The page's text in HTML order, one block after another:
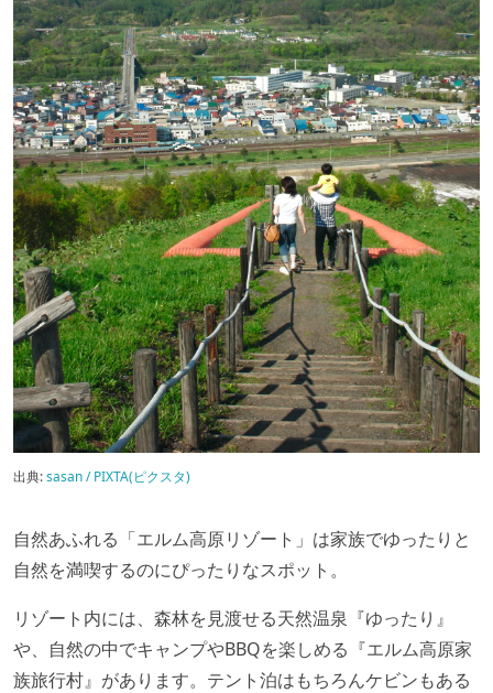
出典:sasan / PIXTA(ピクスタ)
自然あふれる「エルム高原リゾート」は家族でゆったりと
自然を満喫するのにぴったりなスポット。
リゾート内には、森林を見渡せる天然温泉『ゆったり』
や、自然の中でキャンプやBBQを楽しめる『エルム高原家
族旅行村』があります。テント泊はもちろんケビンもある